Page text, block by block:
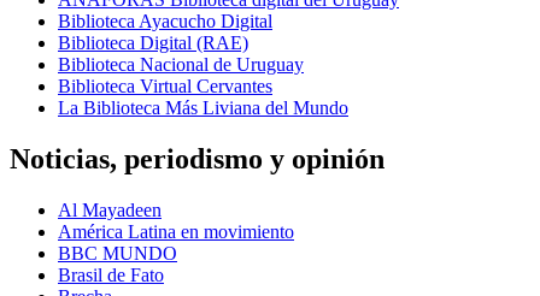
Biblioteca Ayacucho Digital
Biblioteca Digital (RAE)
Biblioteca Nacional de Uruguay
Biblioteca Virtual Cervantes
La Biblioteca Más Liviana del Mundo
Noticias, periodismo y opinión
Al Mayadeen
América Latina en movimiento
BBC MUNDO
Brasil de Fato